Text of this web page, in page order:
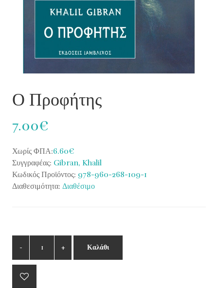
Ο Προφήτης
7.00€
Χωρίς ΦΠΑ:6.60€
Συγγραφέας: Gibran, Khalil
Κωδικός Προϊόντος: 978-960-268-109-1
Διαθεσιμότητα: Διαθέσιμο
Καλάθι